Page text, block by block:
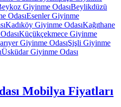
Giyinme OdasıBeylikdüzü
OdasıEsenler Giyinme
Kadıköy Giyinme OdasıKağıthane
Küçükçekmece Giyinme
Giyinme OdasıŞişli Giyinme
Üsküdar Giyinme Odası
Mobilya Fiyatları